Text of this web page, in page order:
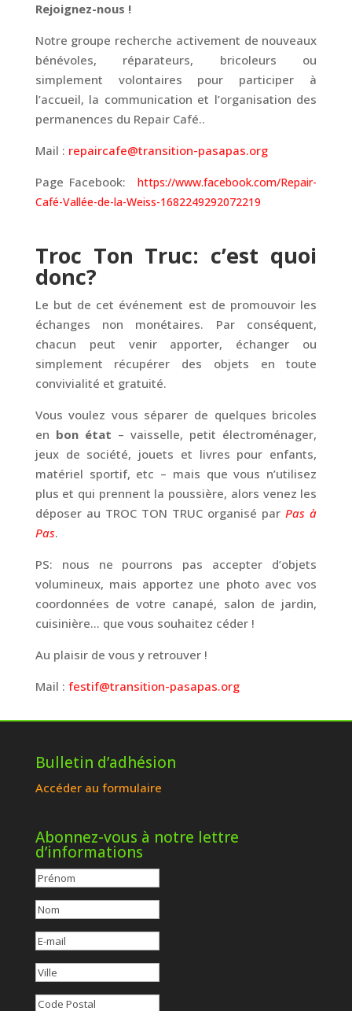
Rejoignez-nous !
Notre groupe recherche activement de nouveaux
bénévoles, réparateurs, bricoleurs ou
simplement volontaires pour participer à
l’accueil, la communication et l’organisation des
permanences du Repair Café..
Mail : repaircafe@transition-pasapas.org
Page Facebook:https://www.facebook.com/Repair-
Café-Vallée-de-la-Weiss-1682249292072219
Troc Ton Truc: c’est quoi
donc?
Le but de cet événement est de promouvoir les
échanges non monétaires. Par conséquent,
chacun peut venir apporter, échanger ou
simplement récupérer des objets en toute
convivialité et gratuité.
Vous voulez vous séparer de quelques bricoles
en bon état – vaisselle, petit électroménager,
jeux de société, jouets et livres pour enfants,
matériel sportif, etc – mais que vous n’utilisez
plus et qui prennent la poussière, alors venez les
déposer au TROC TON TRUC organisé parPas à
Pas.
PS: nous ne pourrons pas accepter d’objets
volumineux, mais apportez une photo avec vos
coordonnées de votre canapé, salon de jardin,
cuisinière… que vous souhaitez céder !
Au plaisir de vous y retrouver !
Mail : festif@transition-pasapas.org
Bulletin d’adhésion
Accéder au formulaire
Abonnez-vous à notre lettre
d’informations